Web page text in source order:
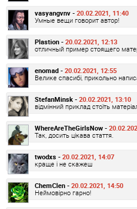
vasyangvnv - 20.02.2021, 11:40
Умные вещи говорит автор!
Plastion - 20.02.2021, 12:13
отличный пример стоящего
enomad - 20.02.2021, 12:55
Велике спасибі, прикольно
StefanMinsk - 20.02.2021, 13:10
відмінний приклад стоїть
WhereAreTheGirlsNow -
Так, досить цікава стаття.
twodxs - 20.02.2021, 14:07
краще і не скажеш
ChemClen - 20.02.2021, 14:50
Неймовірно гарно!